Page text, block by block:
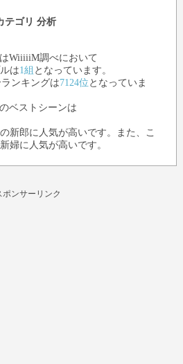
テゴリ 分析
はWiiiiiM調べにおいて
は1組 となっています。
ンキングは7124位 となっていま
のベストシーンは
新郎に人気が高いです。また、こ
婦に人気が高いです。
ポンサーリンク